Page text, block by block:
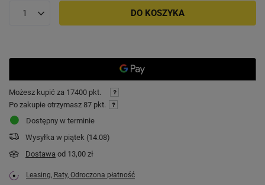
DO KOSZYKA
Możesz kupić za 17400 pkt.
Po zakupie otrzymasz 87 pkt.
Dostępny w terminie
Wysyłka w piątek (14.08)
Dostawa od 13,00 zł
Leasing, Raty, Odroczona płatność